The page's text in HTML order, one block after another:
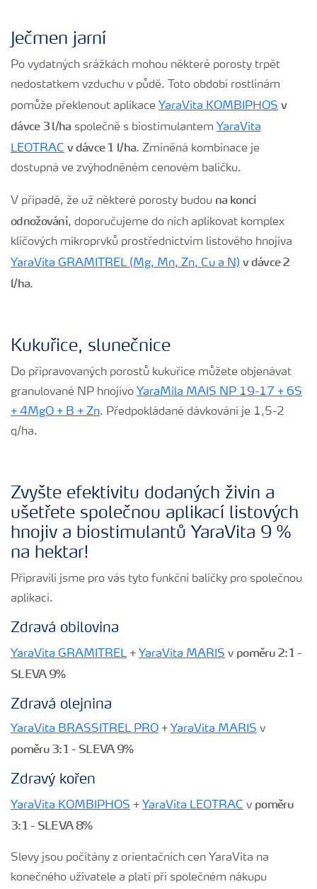
Ječmen jarní
Po vydatných srážkách mohou některé porosty trpět
nedostatkem vzduchu v půdě. Toto období rostlinám
pomůže překlenout aplikace YaraVita KOMBIPHOS v
dávce 3 l/ha společně s biostimulantem YaraVita
LEOTRAC v dávce 1 l/ha. Zmíněná kombinace je
dostupná ve zvýhodněném cenovém balíčku.
V případě, že už některé porosty budou na konci
odnožování, doporučujeme do nich aplikovat komplex
klíčových mikroprvků prostřednictvím listového hnojiva
YaraVita GRAMITREL (Mg, Mn, Zn, Cu a N) v dávce 2
l/ha.
Kukuřice, slunečnice
Do připravovaných porostů kukuřice můžete objenávat
granulované NP hnojivo YaraMila MAIS NP 19-17 + 6S
+ 4MgO + B + Zn. Předpokládané dávkování je 1,5-2
q/ha.
Zvyšte efektivitu dodaných živin a
ušetřete společnou aplikací listových
hnojiv a biostimulantů YaraVita 9 %
na hektar!
Připravili jsme pro vás tyto funkční balíčky pro společnou
aplikaci.
Zdravá obilovina
YaraVita GRAMITREL + YaraVita MARIS v poměru 2:1 -
SLEVA 9%
Zdravá olejnina
YaraVita BRASSITREL PRO + YaraVita MARIS v
poměru 3:1 - SLEVA 9%
Zdravý kořen
YaraVita KOMBIPHOS + YaraVita LEOTRAC v poměru
3:1 - SLEVA 8%
Slevy jsou počítány z orientačních cen YaraVita na
konečného uživatele a platí při společném nákupu